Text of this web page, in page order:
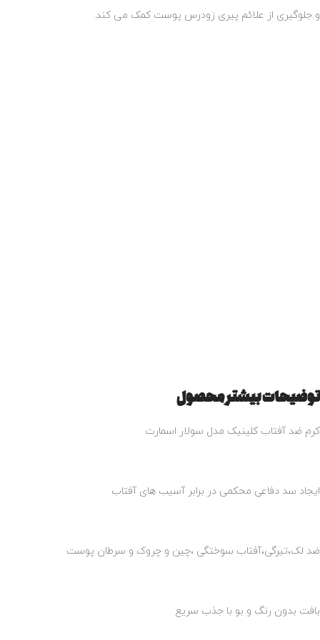
و جلوگیری از علائم پیری زودرس پوست کمک می کند.
توضیحات بیشتر محصول
کرم ضد آفتاب کلینیک مدل سولار اسمارت
ایجاد سد دفاعی محکمی در برابر آسیب های آفتاب
ضد لک،تیرگی،آفتاب سوختگی ،چین و چروک و سرطان پوست
بافت بدون رنگ و بو با جذب سریع